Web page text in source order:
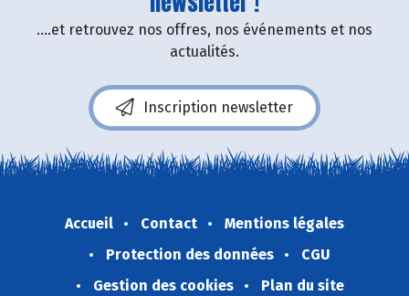
....et retrouvez nos offres, nos événements et nos
actualités.
Inscription newsletter
Accueil Contact
Mentions légales
Protection des données
CGU
Gestion des cookies
Plan du site